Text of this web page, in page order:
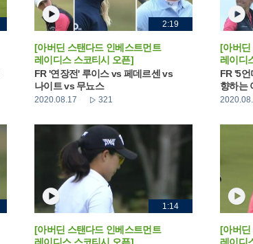
2:19
[아버딘 스탠다드 인베스트먼트
레이디스 스코티시 오픈]
FR '연장전' 루이스 vs 페데르센 vs
나이트 vs 무뇨스
2020.08.17 321
[아버딘
레이디
FR '5
향하는
1:14
[아버딘 스탠다드 인베스트먼트
[아버딘